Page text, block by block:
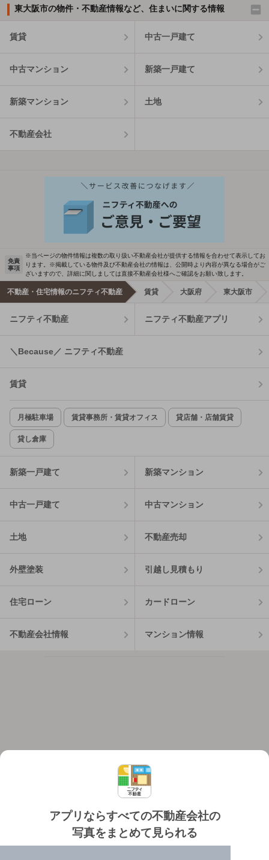
東大阪市の物件・不動産情報など、住まいに関する情報
賃貸 中古一戸建て
中古マンション 新築一戸建て
新築マンション 土地
不動産会社
アプリならすべての不動産会社の
写真をまとめて見られる
免責
事項
※当ページの物件情報は複数の取り扱い不動産会社が提供する情報を合わせて表示してお
ります。※掲載している物件及び不動産会社の情報は、公開時より内容が異なる場合がご
ざいますので、詳細に関しましては直接不動産会社様へご確認をお願い致します。
不動産・住宅情報のニフティ不動産 賃貸 大阪府 東大阪市
ニフティ不動産 ニフティ不動産アプリ
＼Because／ ニフティ不動産
賃貸
月極駐車場 賃貸事務所・賃貸オフィス 貸店舗・店舗賃貸
貸し倉庫
新築一戸建て 新築マンション
中古一戸建て 中古マンション
土地 不動産売却
外壁塗装 引越し見積もり
住宅ローン カードローン
不動産会社情報 マンション情報
個人情報保護ポリシー 利用規約